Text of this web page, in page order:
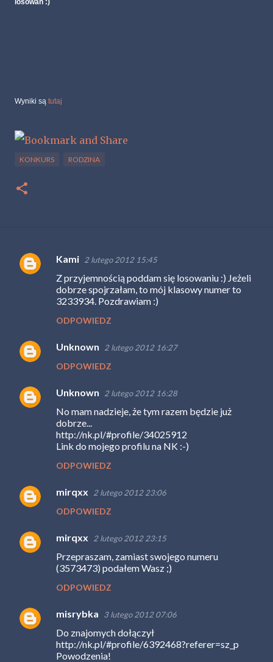
losowań :)
Wyniki są tutaj
KONKURS RODZINA
K
t
r
z
Kami 2 lutego 2012 15:45
Z przyjemnością poddam się losowaniu :) Jeżeli
dobrze spojrzałam, to mój klasowy numer to
3233934. Pozdrawiam :)
ODPOWIEDZ
Unknown 2 lutego 2012 16:27
ODPOWIEDZ
Unknown 2 lutego 2012 16:28
No mam nadzieje, że tym razem będzie już
dobrze...
http://nk.pl/#profile/34025912
Link do mojego profilu na NK :-)
ODPOWIEDZ
mirqxx 2 lutego 2012 23:06
ODPOWIEDZ
mirqxx 2 lutego 2012 23:15
Przepraszam, zamiast swojego numeru
(3573473) podałem Wasz ;)
ODPOWIEDZ
misrybka 3 lutego 2012 07:06
Do znajomych dołączył
http://nk.pl/#profile/6392468?referer=sz_p
Powodzenia!